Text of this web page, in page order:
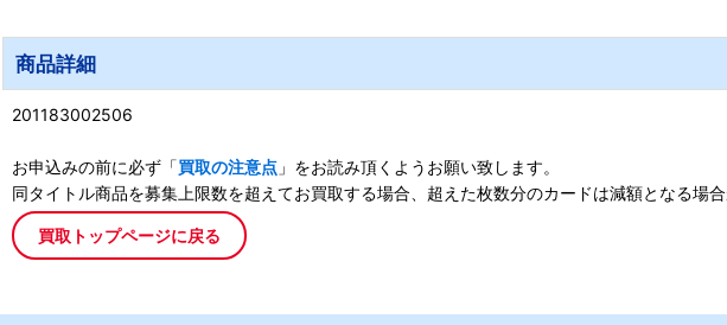
商品詳細
201183002506
お申込みの前に必ず「買取の注意点 」をお読み頂くようお願い致します。
同タイトル商品を募集上限数を超えてお買取する場合、超えた枚数分のカードは減額となる場
買取トップページに戻る